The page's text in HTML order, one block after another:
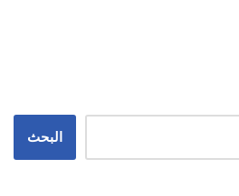
البحث